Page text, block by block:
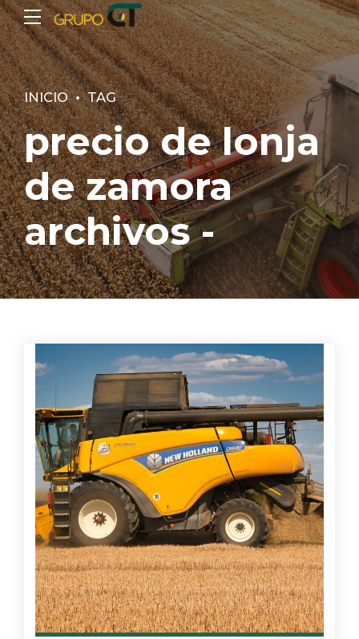
INICIO TAG
precio de lonja
de zamora
archivos -